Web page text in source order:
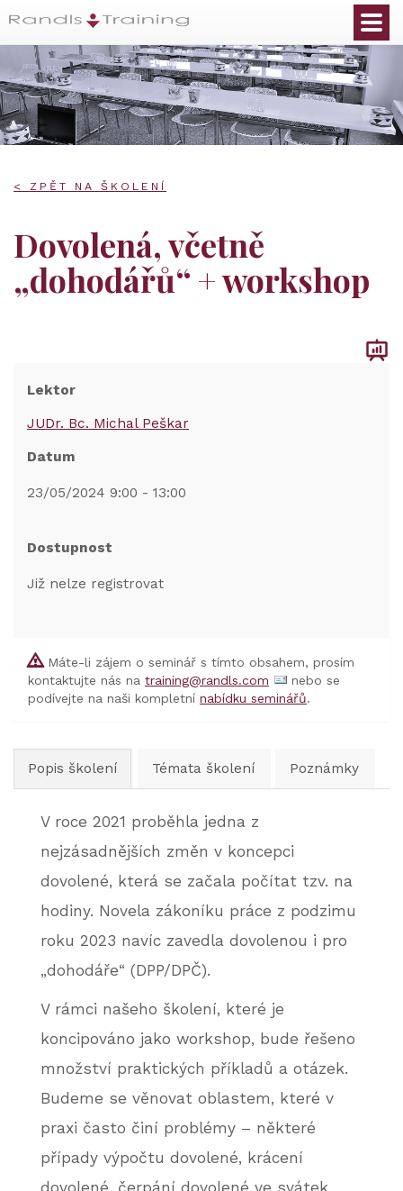
< ZPĚT NA ŠKOLENÍ
Dovolená, včetně
„dohodářů“ + workshop
Lektor
JUDr. Bc. Michal Peškar
Datum
23/05/2024 9:00 - 13:00
Dostupnost
Již nelze registrovat
Máte-li zájem o seminář s tímto obsahem, prosím
kontaktujte nás na training@randls.com
nebo se
podívejte na naši kompletní nabídku seminářů.
Popis školení Témata školení Poznámky
V roce 2021 proběhla jedna z
nejzásadnějších změn v koncepci
dovolené, která se začala počítat tzv. na
hodiny. Novela zákoníku práce z podzimu
roku 2023 navíc zavedla dovolenou i pro
„dohodáře“ (DPP/DPČ).
V rámci našeho školení, které je
koncipováno jako workshop, bude řešeno
množství praktických příkladů a otázek.
Budeme se věnovat oblastem, které v
praxi často činí problémy – některé
případy výpočtu dovolené, krácení
dovolené, čerpání dovolené ve svátek